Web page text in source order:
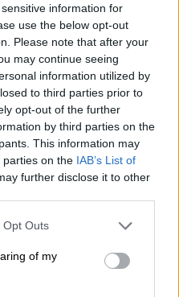
information for
use the below opt-out
Please note that after your
may continue seeing
information utilized by
to third parties prior to
opt-out of the further
by third parties on the
This information may
parties on the IAB’s List of
further disclose it to other
uses one or more Google
behaviour. You may click to
and its third-party tags to
purposes in below Google
Opt Outs
of my
Ντουντουνάκη
πισίνας - Πέμπτο
πεταλούδα, η
και το χρυσό στα